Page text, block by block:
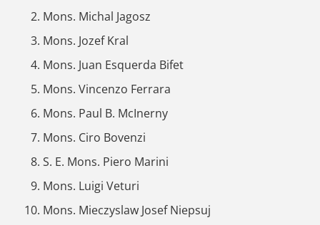
Mons. Michal Jagosz
Mons. Jozef Kral
Mons. Juan Esquerda Bifet
Mons. Vincenzo Ferrara
Mons. Paul B. McInerny
Mons. Ciro Bovenzi
S. E. Mons. Piero Marini
Mons. Luigi Veturi
Mons. Mieczyslaw Josef Niepsuj